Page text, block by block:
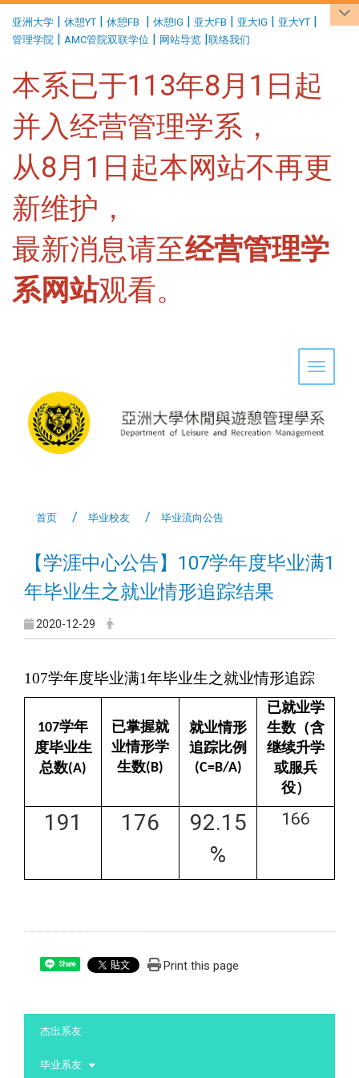
亚洲大学 | 休憩YT | 休憩FB | 休憩IG | 亚大FB | 亚大IG | 亚大YT |
管理学院 | AMC管院双联学位 | 网站导览 |联络我们
本系已于113年8月1日起
并入经营管理学系，
从8月1日起本网站不再更
新维护，
最新消息请至经营管理学
系网站观看。
Toggle
首页 毕业校友 毕业流向公告
【学涯中心公告】107学年度毕业满1
年毕业生之就业情形追踪结果
2020-12-29
107学年度毕业满1年毕业生之就业情形追踪
107学年
度毕业生
总数(A)
已掌握就
业情形学
生数(B)
就业情形
追踪比例
(C=B/A)
已就业学
生数（含
继续升学
或服兵
役）
191 176
92.15
%
166
Share Print this page
杰出系友
毕业系友